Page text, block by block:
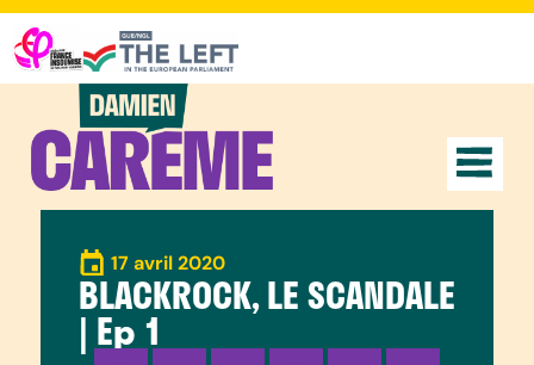
17 avril 2020
BLACKROCK, LE SCANDALE
| Ep 1